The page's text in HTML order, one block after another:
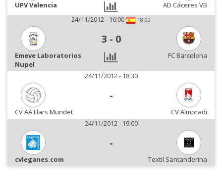
UPV Valencia
AD Cáceres VB
24/11/2012 - 16:00
18:00
3 - 0
Emeve Laboratorios
Nupel
FC Barcelona
24/11/2012 - 18:30
-
CV AA Llars Mundet
CV Almoradi
24/11/2012 - 19:00
-
cvleganes.com Textil Santanderina